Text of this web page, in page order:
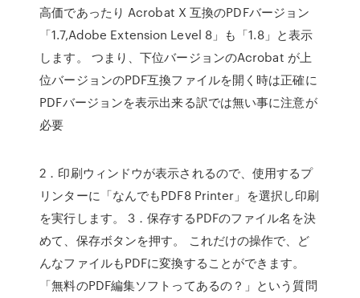
高価であったり Acrobat X 互換のPDFバージョン
「1.7,Adobe Extension Level 8」も「1.8」と表示
します。 つまり、下位バージョンのAcrobat が上
位バージョンのPDF互換ファイルを開く時は正確に
PDFバージョンを表示出来る訳では無い事に注意が
必要
2．印刷ウィンドウが表示されるので、使用するプ
リンターに「なんでもPDF8 Printer」を選択し印刷
を実行します。 3．保存するPDFのファイル名を決
めて、保存ボタンを押す。 これだけの操作で、ど
んなファイルもPDFに変換することができます。
「無料のPDF編集ソフトってあるの？」という質問